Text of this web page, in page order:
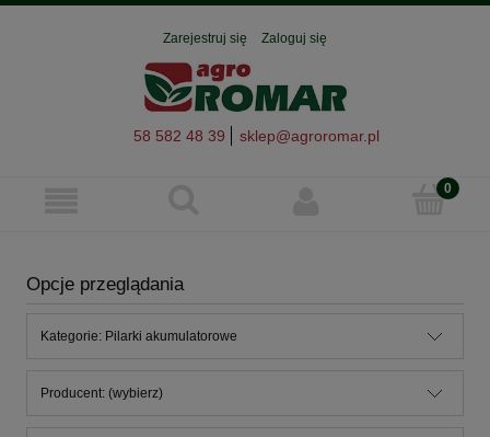
Zarejestruj się Zaloguj się
58 582 48 39 sklep@agroromar.pl
Opcje przeglądania
Kategorie: Pilarki akumulatorowe
Producent: (wybierz)